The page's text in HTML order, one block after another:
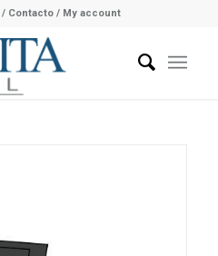
/ Contacto/ My account